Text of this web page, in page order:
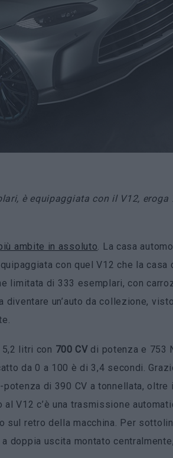
è equipaggiata con il V12, eroga
ambite in assoluto. La casa
con quel V12 che la casa
limitata di 333 esemplari, con
diventare un’auto da collezione,
litri con 700 CVdi potenza e 753
da 0 a 100 è di 3,4 secondi.
di 390 CV a tonnellata, oltre
V12 c’è una trasmissione
retro della macchina. Per
doppia uscita montato